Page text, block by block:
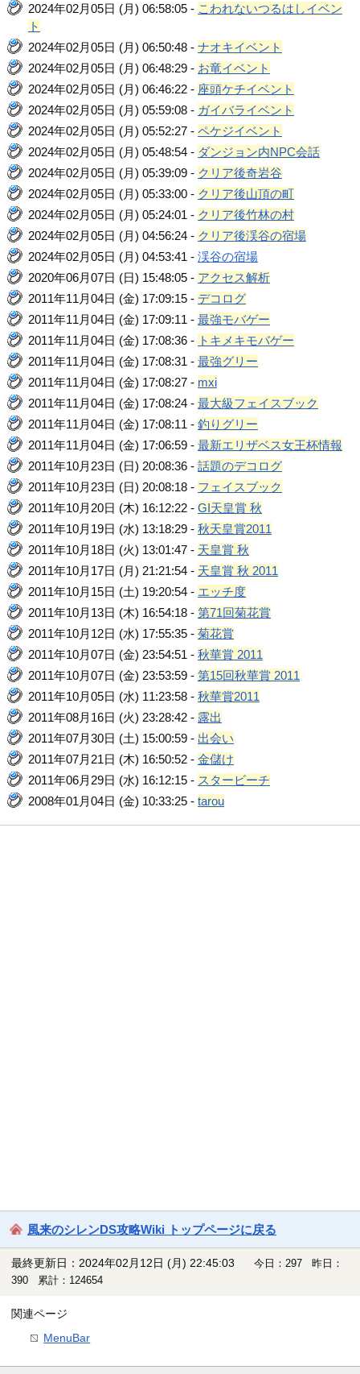
2024年02月05日 (月) 06:58:05 - こわれないつるはしイベン
ト
2024年02月05日 (月) 06:50:48 -ナオキイベント
2024年02月05日 (月) 06:48:29 - お竜イベント
2024年02月05日 (月) 06:46:22 - 座頭ケチイベント
2024年02月05日 (月) 05:59:08 - ガイバライベント
2024年02月05日 (月) 05:52:27 -ペケジイベント
2024年02月05日 (月) 05:48:54 - ダンジョン内NPC会話
2024年02月05日 (月) 05:39:09 - クリア後奇岩谷
2024年02月05日 (月) 05:33:00 - クリア後山頂の町
2024年02月05日 (月) 05:24:01 - クリア後竹林の村
2024年02月05日 (月) 04:56:24 - クリア後渓谷の宿場
2024年02月05日 (月) 04:53:41 -渓谷の宿場
2020年06月07日 (日) 15:48:05 - アクセス解析
2011年11月04日 (金) 17:09:15 - デコログ
2011年11月04日 (金) 17:09:11 -最強モバゲー
2011年11月04日 (金) 17:08:36 - トキメキモバゲー
2011年11月04日 (金) 17:08:31 -最強グリー
2011年11月04日 (金) 17:08:27 - mxi
2011年11月04日 (金) 17:08:24 -最大級フェイスブック
2011年11月04日 (金) 17:08:11 -釣りグリー
2011年11月04日 (金) 17:06:59 -最新エリザベス女王杯情報
2011年10月23日 (日) 20:08:36 -話題のデコログ
2011年10月23日 (日) 20:08:18 - フェイスブック
2011年10月20日 (木) 16:12:22 -GI天皇賞 秋
2011年10月19日 (水) 13:18:29 -秋天皇賞2011
2011年10月18日 (火) 13:01:47 - 天皇賞 秋
2011年10月17日 (月) 21:21:54 - 天皇賞 秋 2011
2011年10月15日 (土) 19:20:54 - エッチ度
2011年10月13日 (木) 16:54:18 -第71回菊花賞
2011年10月12日 (水) 17:55:35 -菊花賞
2011年10月07日 (金) 23:54:51 -秋華賞 2011
2011年10月07日 (金) 23:53:59 -第15回秋華賞 2011
2011年10月05日 (水) 11:23:58 -秋華賞2011
2011年08月16日 (火) 23:28:42 - 露出
2011年07月30日 (土) 15:00:59 - 出会い
2011年07月21日 (木) 16:50:52 -金儲け
2011年06月29日 (水) 16:12:15 - スタービーチ
2008年01月04日 (金) 10:33:25 -tarou
風来のシレンDS攻略Wiki トップページに戻る
最終更新日：2024年02月12日 (月) 22:45:03
今日：297 昨日：
390 累計：124654
関連ページ
MenuBar